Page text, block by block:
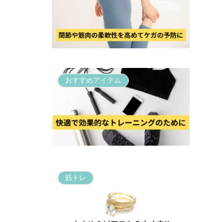
おすすめアイテム
筋トレ